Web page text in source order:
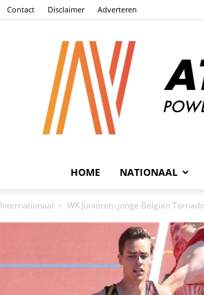
Contact Disclaimer Adverteren
HOME NATIONAAL
Internationaal WK Junioren: jonge Belgian